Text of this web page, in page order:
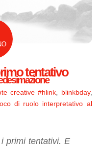
tentativo
creative #hlink, blinkbday,
di ruolo interpretativo al
primi tentativi. E